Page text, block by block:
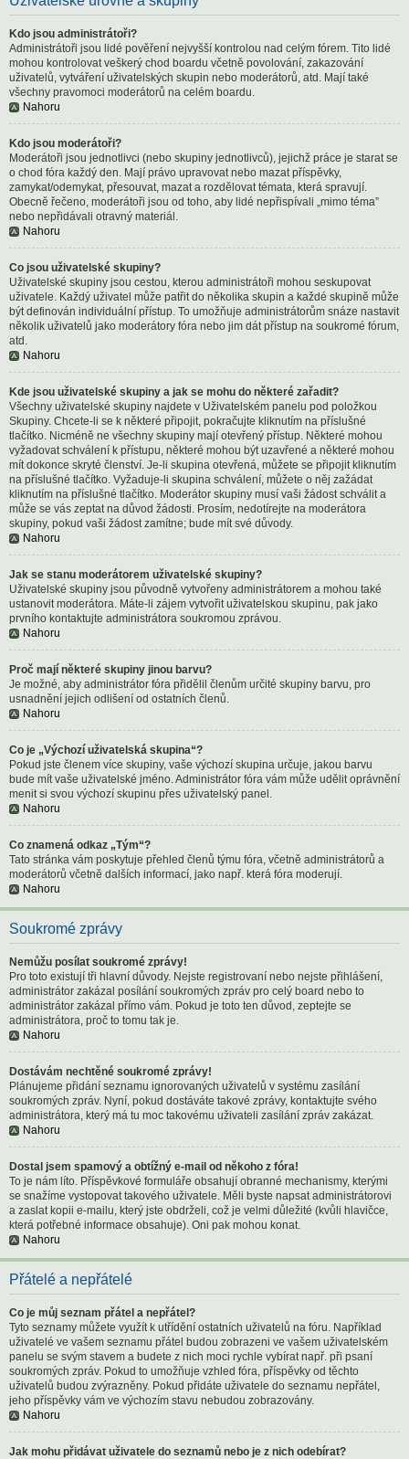
Kdo jsou administrátoři?
Administrátoři jsou lidé pověření nejvyšší kontrolou nad celým fórem. Tito lidé
mohou kontrolovat veškerý chod boardu včetně povolování, zakazování
uživatelů, vytváření uživatelských skupin nebo moderátorů, atd. Mají také
všechny pravomoci moderátorů na celém boardu.
Nahoru
Kdo jsou moderátoři?
Moderátoři jsou jednotlivci (nebo skupiny jednotlivců), jejichž práce je starat se
o chod fóra každý den. Mají právo upravovat nebo mazat příspěvky,
zamykat/odemykat, přesouvat, mazat a rozdělovat témata, která spravují.
Obecně řečeno, moderátoři jsou od toho, aby lidé nepřispívali „mimo téma”
nebo nepřidávali otravný materiál.
Nahoru
Co jsou uživatelské skupiny?
Uživatelské skupiny jsou cestou, kterou administrátoři mohou seskupovat
uživatele. Každý uživatel může patřit do několika skupin a každé skupině může
být definován individuální přístup. To umožňuje administrátorům snáze nastavit
několik uživatelů jako moderátory fóra nebo jim dát přístup na soukromé fórum,
atd.
Nahoru
Kde jsou uživatelské skupiny a jak se mohu do některé zařadit?
Všechny uživatelské skupiny najdete v Uživatelském panelu pod položkou
Skupiny. Chcete-li se k některé připojit, pokračujte kliknutím na příslušné
tlačítko. Nicméně ne všechny skupiny mají otevřený přístup. Některé mohou
vyžadovat schválení k přístupu, některé mohou být uzavřené a některé mohou
mít dokonce skryté členství. Je-li skupina otevřená, můžete se připojit kliknutím
na příslušné tlačítko. Vyžaduje-li skupina schválení, můžete o něj zažádat
kliknutím na příslušné tlačítko. Moderátor skupiny musí vaši žádost schválit a
může se vás zeptat na důvod žádosti. Prosím, nedotírejte na moderátora
skupiny, pokud vaši žádost zamítne; bude mít své důvody.
Nahoru
Jak se stanu moderátorem uživatelské skupiny?
Uživatelské skupiny jsou původně vytvořeny administrátorem a mohou také
ustanovit moderátora. Máte-li zájem vytvořit uživatelskou skupinu, pak jako
prvního kontaktujte administrátora soukromou zprávou.
Nahoru
Proč mají některé skupiny jinou barvu?
Je možné, aby administrátor fóra přidělil členům určité skupiny barvu, pro
usnadnění jejich odlišení od ostatních členů.
Nahoru
Co je „Výchozí uživatelská skupina“?
Pokud jste členem více skupiny, vaše výchozí skupina určuje, jakou barvu
bude mít vaše uživatelské jméno. Administrátor fóra vám může udělit oprávnění
menit si svou výchozí skupinu přes uživatelský panel.
Nahoru
Co znamená odkaz „Tým“?
Tato stránka vám poskytuje přehled členů týmu fóra, včetně administrátorů a
moderátorů včetně dalších informací, jako např. která fóra moderují.
Nahoru
Soukromé zprávy
Nemůžu posílat soukromé zprávy!
Pro toto existují tři hlavní důvody. Nejste registrovaní nebo nejste přihlášení,
administrátor zakázal posílání soukromých zpráv pro celý board nebo to
administrátor zakázal přímo vám. Pokud je toto ten důvod, zeptejte se
administrátora, proč to tomu tak je.
Nahoru
Dostávám nechtěné soukromé zprávy!
Plánujeme přidání seznamu ignorovaných uživatelů v systému zasílání
soukromých zpráv. Nyní, pokud dostáváte takové zprávy, kontaktujte svého
administrátora, který má tu moc takovému uživateli zasílání zpráv zakázat.
Nahoru
Dostal jsem spamový a obtížný e-mail od někoho z fóra!
To je nám líto. Příspěvkové formuláře obsahují obranné mechanismy, kterými
se snažíme vystopovat takového uživatele. Měli byste napsat administrátorovi
a zaslat kopii e-mailu, který jste obdrželi, což je velmi důležité (kvůli hlavičce,
která potřebné informace obsahuje). Oni pak mohou konat.
Nahoru
Přátelé a nepřátelé
Co je můj seznam přátel a nepřátel?
Tyto seznamy můžete využít k utřídění ostatních uživatelů na fóru. Například
uživatelé ve vašem seznamu přátel budou zobrazeni ve vašem uživatelském
panelu se svým stavem a budete z nich moci rychle vybírat např. při psaní
soukromých zpráv. Pokud to umožňuje vzhled fóra, příspěvky od těchto
uživatelů budou zvýrazněny. Pokud přidáte uživatele do seznamu nepřátel,
jeho příspěvky vám ve výchozím stavu nebudou zobrazovány.
Nahoru
Jak mohu přidávat uživatele do seznamů nebo je z nich odebírat?